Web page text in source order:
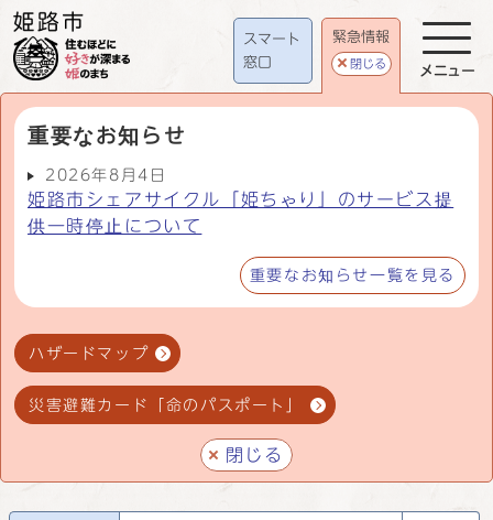
スマート
窓口
緊急情報
閉じる
重要なお知らせ
2026年8月4日
姫路市シェアサイクル「姫ちゃり」のサービス提
供一時停止について
重要なお知らせ一覧を見る
ハザードマップ
災害避難カード「命のパスポート」
閉じる
メニュー